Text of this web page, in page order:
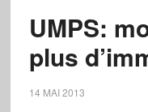
UMPS:
plus
14 MAI 2013